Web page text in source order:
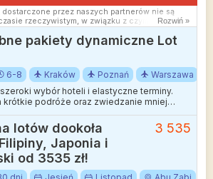
przez naszych partnerów nie są
rzeczywistym, w związku z czym ceny i
mogą się nieznacznie różnić od aktualnych.
starań aby rozbieżności były jak najmniejsze.
Rozwiń »
pakiety dynamiczne Lot
6-8 Kraków Poznań
Warszawa
wybór hoteli i elastyczne terminy.
krótkie podróże oraz zwiedzanie mniej
lotów dookoła
Japonia i
od 3535 zł!
3 535